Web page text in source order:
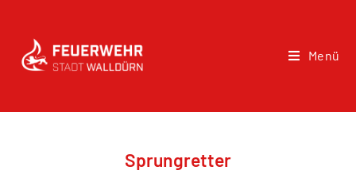
Menü
Sprungretter